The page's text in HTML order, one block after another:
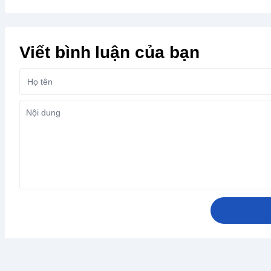
Viết bình luận của bạn